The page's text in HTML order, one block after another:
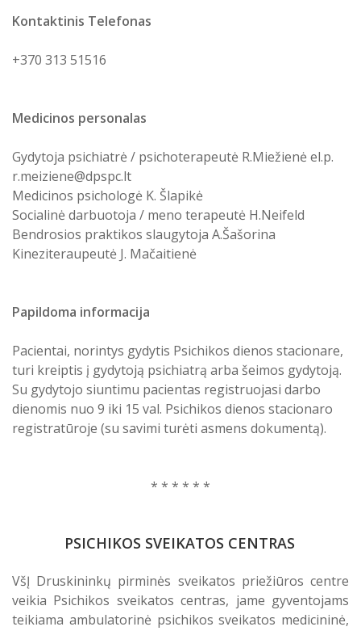
Kontaktinis Telefonas
+370 313 51516
Medicinos personalas
Gydytoja psichiatrė / psichoterapeutė R.Miežienė el.p.
r.meiziene@dpspc.lt
Medicinos psichologė K. Šlapikė
Socialinė darbuotoja / meno terapeutė H.Neifeld
Bendrosios praktikos slaugytoja A.Šašorina
Kineziteraupeutė J. Mačaitienė
Papildoma informacija
Pacientai, norintys gydytis Psichikos dienos stacionare,
turi kreiptis į gydytoją psichiatrą arba šeimos gydytoją.
Su gydytojo siuntimu pacientas registruojasi darbo
dienomis nuo 9 iki 15 val. Psichikos dienos stacionaro
registratūroje (su savimi turėti asmens dokumentą).
* * * * * *
PSICHIKOS SVEIKATOS CENTRAS
VšĮ Druskininkų pirminės sveikatos priežiūros centre
veikia Psichikos sveikatos centras, jame gyventojams
teikiama ambulatorinė psichikos sveikatos medicininė,